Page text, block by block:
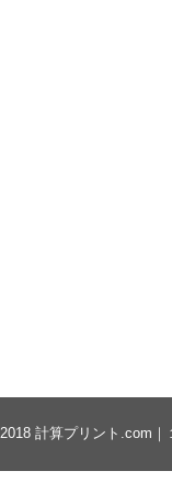
計算プリント.com